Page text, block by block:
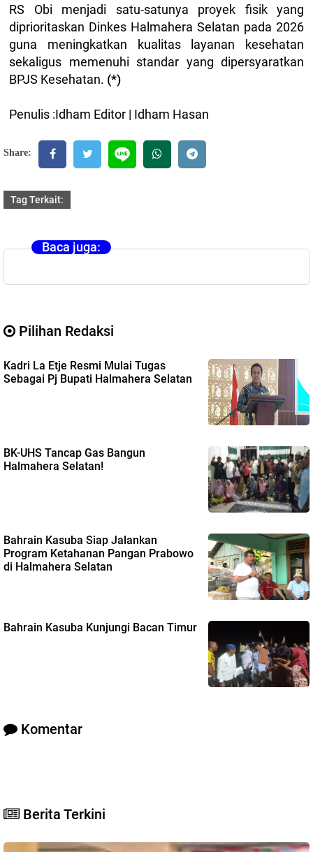
RS Obi menjadi satu-satunya proyek fisik yang
diprioritaskan Dinkes Halmahera Selatan pada 2026
guna meningkatkan kualitas layanan kesehatan
sekaligus memenuhi standar yang dipersyaratkan
BPJS Kesehatan. (*)
Penulis :Idham Editor | Idham Hasan
Share:
Tag Terkait:
Baca juga:
Pilihan Redaksi
Kadri La Etje Resmi Mulai Tugas
Sebagai Pj Bupati Halmahera Selatan
BK-UHS Tancap Gas Bangun
Halmahera Selatan!
Bahrain Kasuba Siap Jalankan
Program Ketahanan Pangan Prabowo
di Halmahera Selatan
Bahrain Kasuba Kunjungi Bacan Timur
Komentar
Berita Terkini